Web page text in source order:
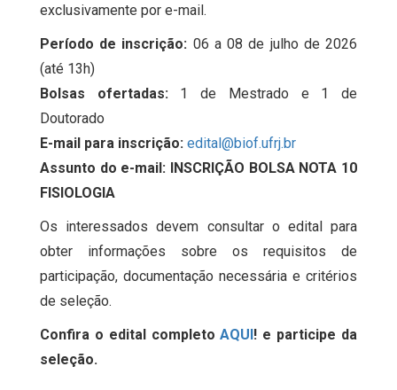
exclusivamente por e-mail.
Período de inscrição: 06 a 08 de julho de 2026
(até 13h)
Bolsas ofertadas: 1 de Mestrado e 1 de
Doutorado
E-mail para inscrição: edital@biof.ufrj.br
Assunto do e-mail: INSCRIÇÃO BOLSA NOTA 10
FISIOLOGIA
Os interessados devem consultar o edital para
obter informações sobre os requisitos de
participação, documentação necessária e critérios
de seleção.
Confira o edital completoAQUI! e participe da
seleção.